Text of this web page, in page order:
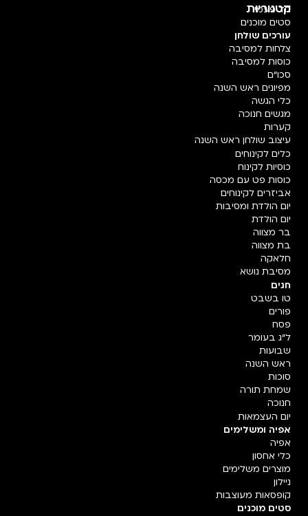
קטגוריות
חד פעמי
סטים מוכנים
עורכים שולחן
צלחות למסיבה
כוסות למסיבה
סכו"ם
מפיונים ראש השנה
כלי הגשה
מגשים חנוכה
קערות
עיצוב שולחן ראש השנה
כלים לקינוחים
כוסיות לקינוח
כוסות פט עם מכסה
אביזרים לקינוחים
יום הולדת ומסיבות
יום הולדת
בר מצווה
בת מצווה
חלאקה
מסיבת נושא
חגים
טו בשבט
פורים
פסח
ל"ג בעומר
שבועות
ראש השנה
סוכות
שמחת תורה
חנוכה
יום העצמאות
אפיה ומשלימים
אפיה
כלי אחסון
מוצרים משלימים
ניילון
קופסאות מעוצבות
סטים מוכנים